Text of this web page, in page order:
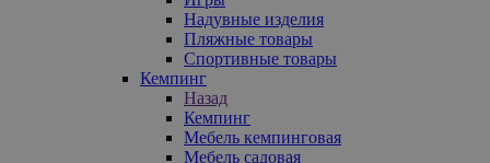
Надувные изделия
Пляжные товары
Спортивные товары
Кемпинг
Назад
Кемпинг
Мебель кемпинговая
Мебель садовая